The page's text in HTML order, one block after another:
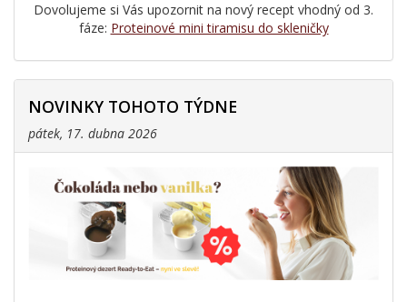
Dovolujeme si Vás upozornit na nový recept vhodný od 3.
fáze: Proteinové mini tiramisu do skleničky
NOVINKY TOHOTO TÝDNE
pátek, 17. dubna 2026